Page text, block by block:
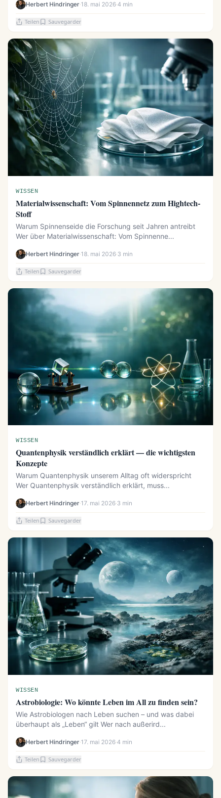
Herbert Hindringer·18. mai 2026·4 min
Teilen Sauvegarder
WISSEN
Materialwissenschaft: Vom Spinnennetz zum Hightech-
Stoff
Warum Spinnenseide die Forschung seit Jahren antreibt
Wer über Materialwissenschaft: Vom Spinnenne...
Herbert Hindringer·18. mai 2026·3 min
Teilen Sauvegarder
WISSEN
Quantenphysik verständlich erklärt — die wichtigsten
Konzepte
Warum Quantenphysik unserem Alltag oft widerspricht
Wer Quantenphysik verständlich erklärt, muss...
Herbert Hindringer·17. mai 2026·3 min
Teilen Sauvegarder
WISSEN
Astrobiologie: Wo könnte Leben im All zu finden sein?
Wie Astrobiologen nach Leben suchen – und was dabei
überhaupt als „Leben“ gilt Wer nach außerird...
Herbert Hindringer·17. mai 2026·4 min
Teilen Sauvegarder